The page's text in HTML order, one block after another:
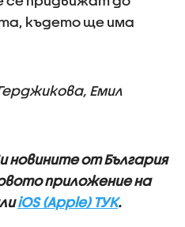
където ще има
Емил
новините от България
приложение на
iOS (Apple) ТУК.